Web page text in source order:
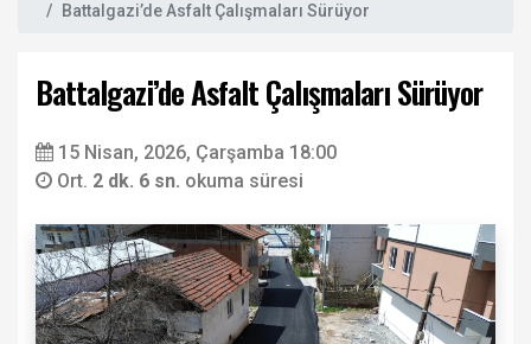
Battalgazi’de Asfalt Çalışmaları Sürüyor
Battalgazi’de Asfalt Çalışmaları Sürüyor
15 Nisan, 2026, Çarşamba 18:00
Ort. 2 dk. 6 sn. okuma süresi